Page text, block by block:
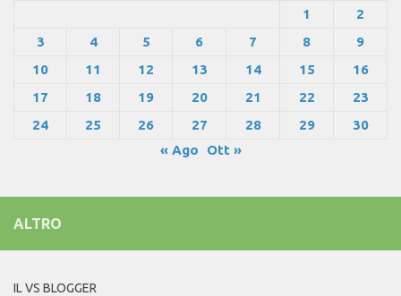
1
2
3
4 5 6 7 8
9
10
11 12 13 14 15
16
17
18 19 20 21 22
23
24
25 26 27 28 29
30
« Ago
Ott »
ALTRO
IL VS BLOGGER